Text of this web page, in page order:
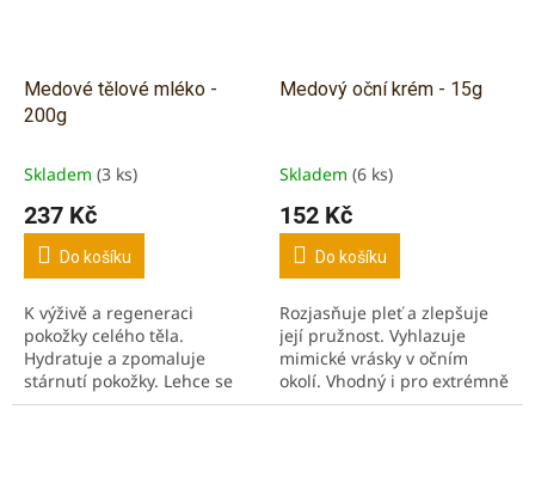
Medové tělové mléko -
200g
Skladem (3 ks)
237 Kč
Do košíku
K výživě a regeneraci
pokožky celého těla.
Hydratuje a zpomaluje
stárnutí pokožky. Lehce se
vstřebává a krásně voní po
Medový oční krém - 15g
Skladem (6 ks)
152 Kč
Do košíku
Rozjasňuje pleť a zlepšuje
její pružnost. Vyhlazuje
mimické vrásky v očním
okolí. Vhodný i pro extrémně
citlivou pleť.